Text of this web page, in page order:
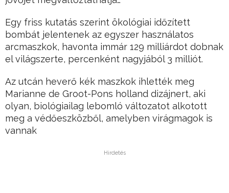
Egy friss kutatás szerint ökológiai időzített
bombát jelentenek az egyszer használatos
arcmaszkok, havonta immár 129 milliárdot dobnak
el világszerte, percenként nagyjából 3 milliót.
Az utcán heverő kék maszkok ihlették meg
Marianne de Groot-Pons holland dizájnert, aki
olyan, biológiailag lebomló változatot alkotott
meg a védőeszközből, amelyben virágmagok is
vannak
Hirdetés